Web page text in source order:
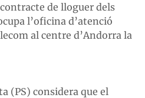
de lloguer dels
l’oficina d’atenció
al centre d’Andorra la
(PS) considera que el